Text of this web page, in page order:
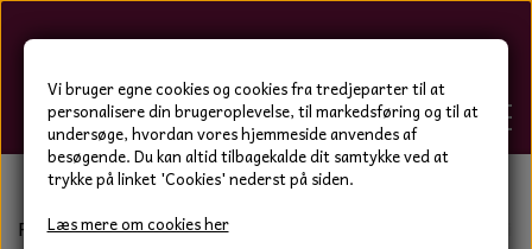
Hygge-Liv
FORSIDE
Forside Bolig og have
Vi bruger egne cookies og cookies fra tredjeparter til at
personalisere din brugeroplevelse, til markedsføring og til at
undersøge, hvordan vores hjemmeside anvendes af
besøgende. Du kan altid tilbagekalde dit samtykke ved at
trykke på linket 'Cookies' nederst på siden.
Læs mere om cookies her